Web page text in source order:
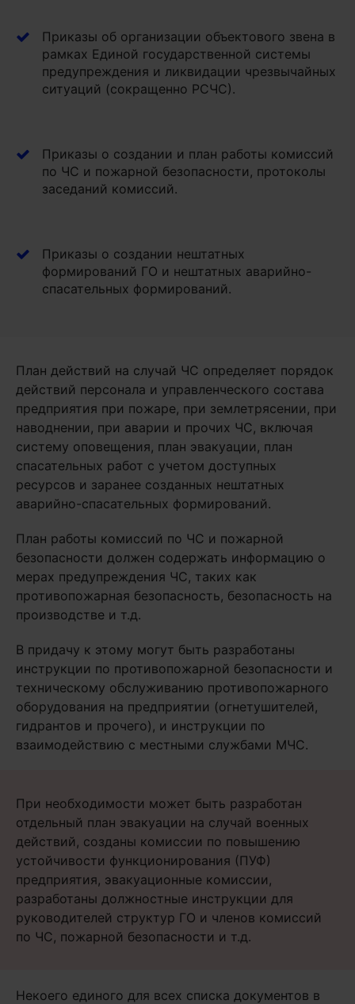
Приказы об организации объектового звена в
рамках Единой государственной системы
предупреждения и ликвидации чрезвычайных
ситуаций (сокращенно РСЧС).
Приказы о создании и план работы комиссий
по ЧС и пожарной безопасности, протоколы
заседаний комиссий.
Приказы о создании нештатных
формирований ГО и нештатных аварийно-
спасательных формирований.
План действий на случай ЧС определяет порядок
действий персонала и управленческого состава
предприятия при пожаре, при землетрясении, при
наводнении, при аварии и прочих ЧС, включая
систему оповещения, план эвакуации, план
спасательных работ с учетом доступных
ресурсов и заранее созданных нештатных
аварийно-спасательных формирований.
План работы комиссий по ЧС и пожарной
безопасности должен содержать информацию о
мерах предупреждения ЧС, таких как
противопожарная безопасность, безопасность на
производстве и т.д.
В придачу к этому могут быть разработаны
инструкции по противопожарной безопасности и
техническому обслуживанию противопожарного
оборудования на предприятии (огнетушителей,
гидрантов и прочего), и инструкции по
взаимодействию с местными службами МЧС.
При необходимости может быть разработан
отдельный план эвакуации на случай военных
действий, созданы комиссии по повышению
устойчивости функционирования (ПУФ)
предприятия, эвакуационные комиссии,
разработаны должностные инструкции для
руководителей структур ГО и членов комиссий
по ЧС, пожарной безопасности и т.д.
Некоего единого для всех списка документов в